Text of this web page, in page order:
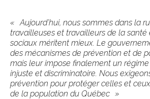
« Aujourd’hui, nous sommes dans la
travailleuses et travailleurs de la santé
sociaux méritent mieux. Le
des mécanismes de prévention et de
mais leur impose finalement un régime
injuste et discriminatoire. Nous
prévention pour protéger celles et
de la population du Québec »